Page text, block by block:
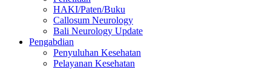
HAKI/Paten/Buku
Callosum Neurology
Bali Neurology Update
Pengabdian
Penyuluhan Kesehatan
Pelayanan Kesehatan